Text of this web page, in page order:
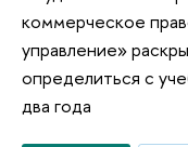
коммерческое
управление»
определиться с
два года